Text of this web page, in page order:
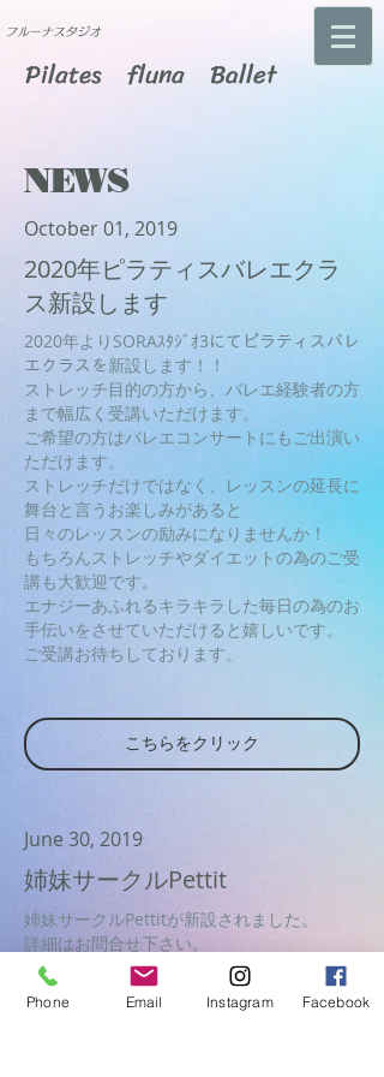
Pilates fluna Ballet
​フルーナスタジオ
NEWS
October 01, 2019
2020年ピラティスバレエクラ
ス新設します
2020年よりSORAｽﾀｼﾞｵ3にてピラティスバレ
エクラスを新設します！！
ストレッチ目的の方から、バレエ経験者の方
まで幅広く受講いただけます。
ご希望の方はバレエコンサートにもご出演い
ただけます。
ストレッチだけではなく、レッスンの延長に
舞台と言うお楽しみがあると
日々のレッスンの励みになりませんか！
もちろんストレッチやダイエットの為のご受
講も大歓迎です。
エナジーあふれるキラキラした毎日の為のお
手伝いをさせていただけると嬉しいです。
ご受講お待ちしております。
こちらをクリック
June 30, 2019
姉妹サークルPettit
姉妹サークルPettitが新設されました。
詳細はお問合せ下さい。
​開催日時等は会員のみ配信します。
Phone Email Instagram Facebook